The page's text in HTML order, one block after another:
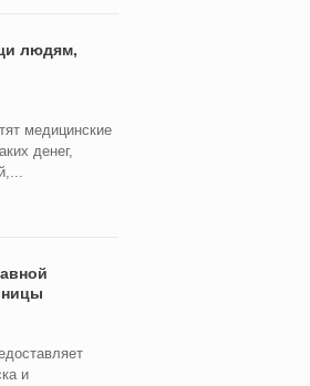
людям,
медицинские
денег,
и